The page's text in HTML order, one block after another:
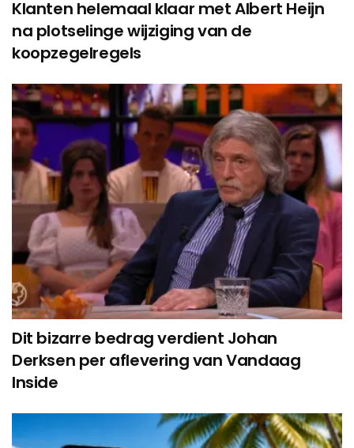
Klanten helemaal klaar met Albert Heijn
na plotselinge wijziging van de
koopzegelregels
Dit bizarre bedrag verdient Johan
Derksen per aflevering van Vandaag
Inside